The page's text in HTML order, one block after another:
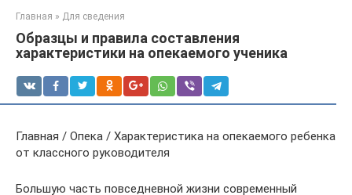
Главная » Для сведения
Образцы и правила составления
характеристики на опекаемого ученика
Главная / Опека / Характеристика на опекаемого ребенка
от классного руководителя
Большую часть повседневной жизни современный